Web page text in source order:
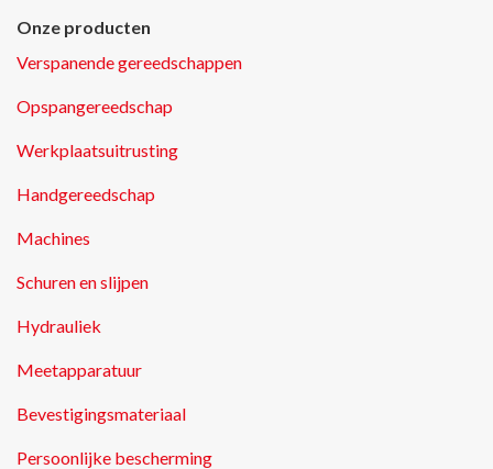
Onze producten
Verspanende gereedschappen
Opspangereedschap
Werkplaatsuitrusting
Handgereedschap
Machines
Schuren en slijpen
Hydrauliek
Meetapparatuur
Bevestigingsmateriaal
Persoonlijke bescherming